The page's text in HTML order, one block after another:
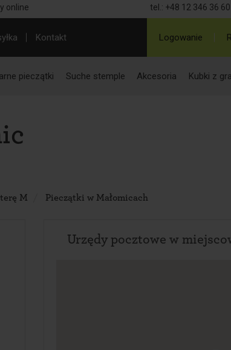
online tel.: +48 12 346 36 60
Logowanie
Kontakt
pieczątki Suche stemple Akcesoria Kubki z
M Pieczątki w Małomicach
Urzędy pocztowe w